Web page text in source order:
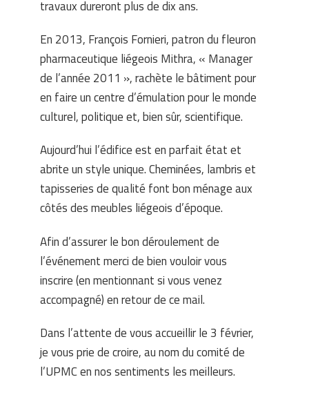
travaux dureront plus de dix ans.
En 2013, François Fornieri, patron du fleuron
pharmaceutique liégeois Mithra, « Manager
de l’année 2011 », rachète le bâtiment pour
en faire un centre d’émulation pour le monde
culturel, politique et, bien sûr, scientifique.
Aujourd’hui l’édifice est en parfait état et
abrite un style unique. Cheminées, lambris et
tapisseries de qualité font bon ménage aux
côtés des meubles liégeois d’époque.
Afin d’assurer le bon déroulement de
l’événement merci de bien vouloir vous
inscrire (en mentionnant si vous venez
accompagné) en retour de ce mail.
Dans l’attente de vous accueillir le 3 février,
je vous prie de croire, au nom du comité de
l’UPMC en nos sentiments les meilleurs.